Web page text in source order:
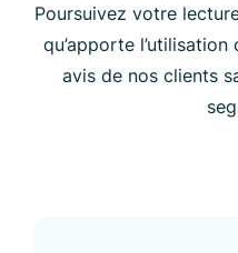
Poursuivez votre
qu’apporte
avis de nos clients